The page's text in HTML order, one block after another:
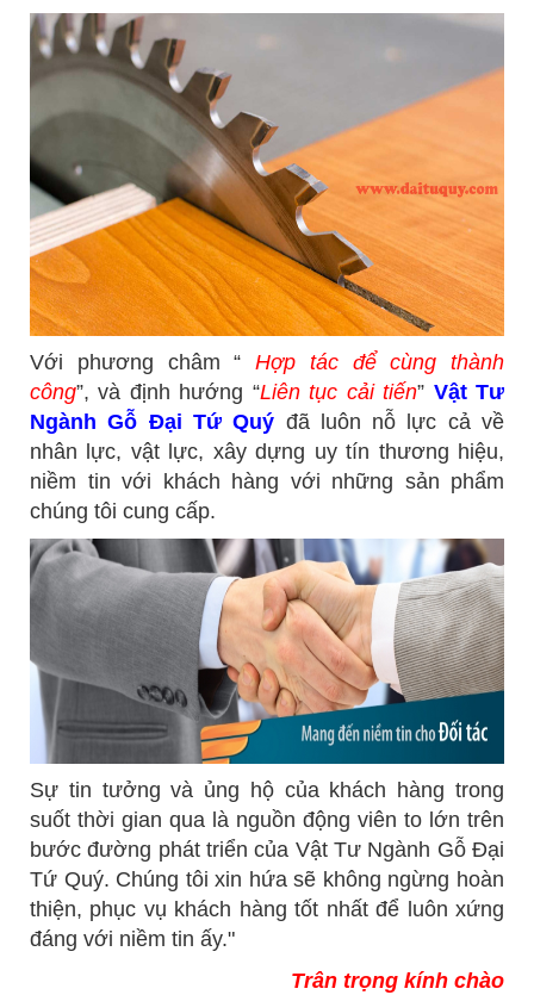
Với phương châm “ Hợp tác để cùng thành
công”, và định hướng “Liên tục cải tiến” Vật Tư
Ngành Gỗ Đại Tứ Quý đã luôn nỗ lực cả về
nhân lực, vật lực, xây dựng uy tín thương hiệu,
niềm tin với khách hàng với những sản phẩm
chúng tôi cung cấp.
Sự tin tưởng và ủng hộ của khách hàng trong
suốt thời gian qua là nguồn động viên to lớn trên
bước đường phát triển của Vật Tư Ngành Gỗ Đại
Tứ Quý. Chúng tôi xin hứa sẽ không ngừng hoàn
thiện, phục vụ khách hàng tốt nhất để luôn xứng
đáng với niềm tin ấy."
Trân trọng kính chào